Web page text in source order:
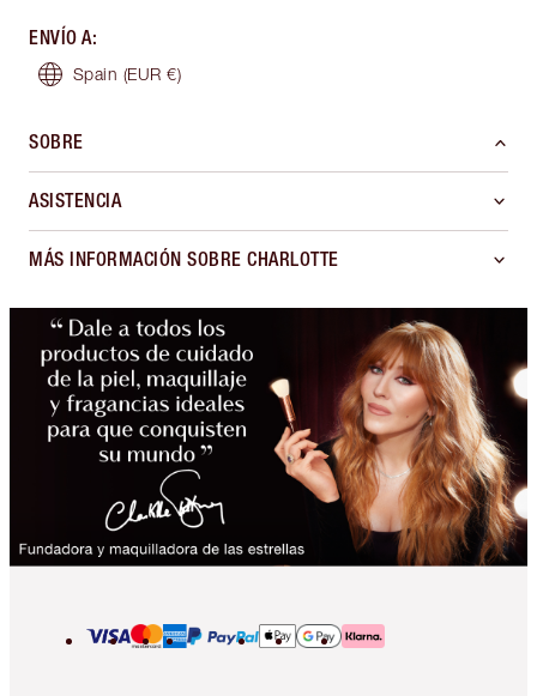
ENVÍO A:
Spain (EUR €)
SOBRE
ASISTENCIA
MÁS INFORMACIÓN SOBRE CHARLOTTE